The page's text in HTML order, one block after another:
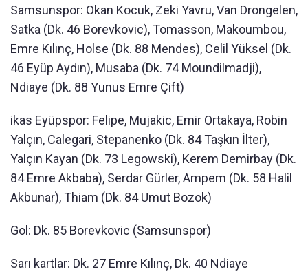
Samsunspor: Okan Kocuk, Zeki Yavru, Van Drongelen,
Satka (Dk. 46 Borevkovic), Tomasson, Makoumbou,
Emre Kılınç, Holse (Dk. 88 Mendes), Celil Yüksel (Dk.
46 Eyüp Aydın), Musaba (Dk. 74 Moundilmadji),
Ndiaye (Dk. 88 Yunus Emre Çift)
ikas Eyüpspor: Felipe, Mujakic, Emir Ortakaya, Robin
Yalçın, Calegari, Stepanenko (Dk. 84 Taşkın İlter),
Yalçın Kayan (Dk. 73 Legowski), Kerem Demirbay (Dk.
84 Emre Akbaba), Serdar Gürler, Ampem (Dk. 58 Halil
Akbunar), Thiam (Dk. 84 Umut Bozok)
Gol: Dk. 85 Borevkovic (Samsunspor)
Sarı kartlar: Dk. 27 Emre Kılınç, Dk. 40 Ndiaye